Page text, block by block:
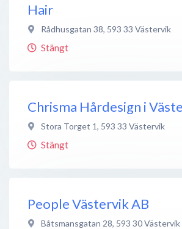
Hair
Rådhusgatan 38, 593 33 Västervik
Stängt
Chrisma Hårdesign i
Stora Torget 1, 593 33 Västervik
Stängt
People Västervik AB
Båtsmansgatan 28, 593 30Västervik